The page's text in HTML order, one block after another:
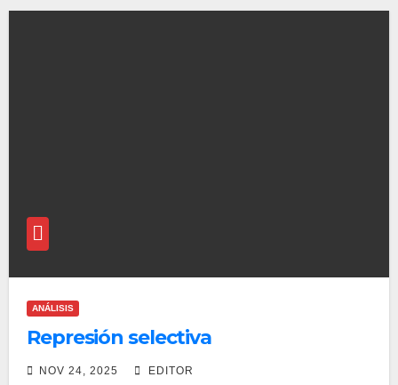
ANÁLISIS
Represión selectiva
NOV 24, 2025 EDITOR